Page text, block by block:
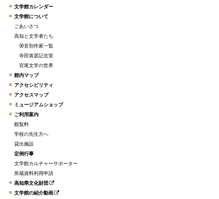
文学館カレンダー
文学館について
ごあいさつ
高知と文学者たち
50音別作家一覧
寺田寅彦記念室
宮尾文学の世界
館内マップ
アクセシビリティ
アクセスマップ
ミュージアムショップ
ご利用案内
観覧料
学校の先生方へ
貸出施設
定例行事
文学館カルチャーサポーター
所蔵資料利用申請
高知県文化財団
文学館の紹介動画